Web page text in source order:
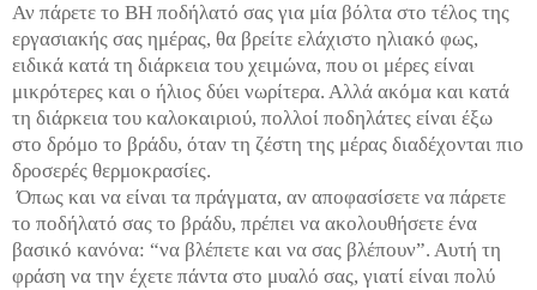
Αν πάρετε το ΒΗ ποδήλατό σας για μία βόλτα στο τέλος της
εργασιακής σας ημέρας, θα βρείτε ελάχιστο ηλιακό φως,
ειδικά κατά τη διάρκεια του χειμώνα, που οι μέρες είναι
μικρότερες και ο ήλιος δύει νωρίτερα. Αλλά ακόμα και κατά
τη διάρκεια του καλοκαιριού, πολλοί ποδηλάτες είναι έξω
στο δρόμο το βράδυ, όταν τη ζέστη της μέρας διαδέχονται πιο
δροσερές θερμοκρασίες.
Όπως και να είναι τα πράγματα, αν αποφασίσετε να πάρετε
το ποδήλατό σας το βράδυ, πρέπει να ακολουθήσετε ένα
βασικό κανόνα: “να βλέπετε και να σας βλέπουν”. Αυτή τη
φράση να την έχετε πάντα στο μυαλό σας, γιατί είναι πολύ